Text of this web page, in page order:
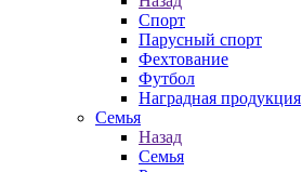
Спорт
Парусный спорт
Фехтование
Футбол
Наградная продукция
Семья
Назад
Семья